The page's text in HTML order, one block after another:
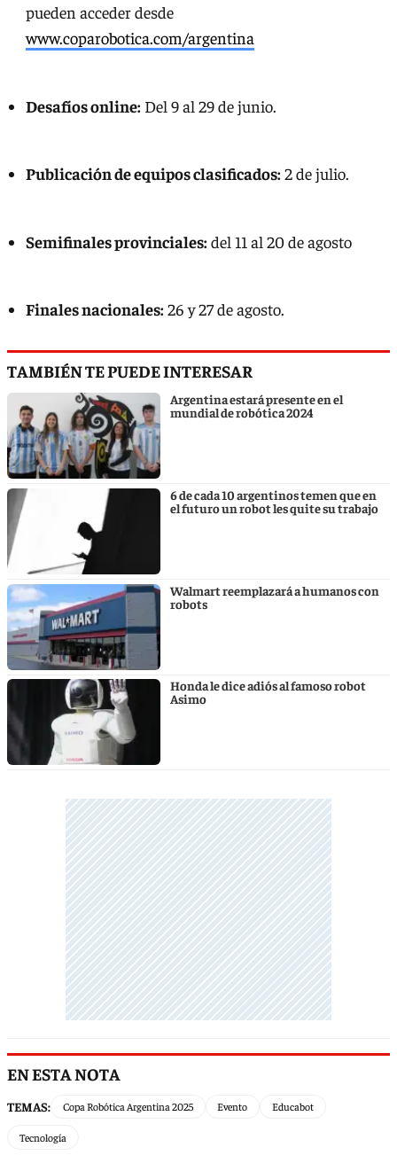
pueden acceder desde
www.coparobotica.com/argentina
Desafíos online:Del 9 al 29 de junio.
Publicación de equipos clasificados:2 de julio.
Semifinales provinciales:del 11 al 20 de agosto
Finales nacionales:26 y 27 de agosto.
TAMBIÉN TE PUEDE INTERESAR
Argentina estará presente en el
mundial de robótica 2024
6 de cada 10 argentinos temen que en
el futuro un robot les quite su trabajo
Walmart reemplazará a humanos con
robots
Honda le dice adiós al famoso robot
Asimo
EN ESTA NOTA
TEMAS: Copa Robótica Argentina 2025 Evento Educabot
Tecnología